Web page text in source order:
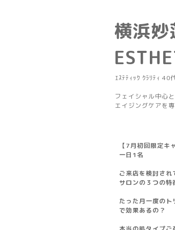
横浜
ｴｽﾃﾃｨｯｸ ｸﾗﾘﾃｨ 40
フェイシャル中心
エイジングケアを
【7月初回限定キ
一日1名
ご来店を検討され
サロンの３つの特
たった月一度のト
で効果あるの？